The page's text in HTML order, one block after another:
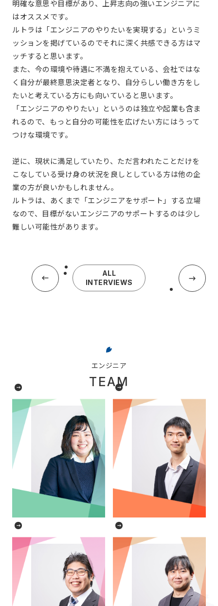
明確な意思や目標があり、上昇志向の強いエンジニアに
はオススメです。
ルトラは「エンジニアのやりたいを実現する」というミ
ッションを掲げているのでそれに深く共感できる方はマ
ッチすると思います。
また、今の環境や待遇に不満を抱えている、会社ではな
く自分が最終意思決定者となり、自分らしい働き方をし
たいと考えている方にも向いていると思います。
「エンジニアのやりたい」というのは独立や起業も含ま
れるので、もっと自分の可能性を広げたい方にはうって
つけな環境です。
逆に、現状に満足していたり、ただ言われたことだけを
こなしている受け身の状況を良しとしている方は他の企
業の方が良いかもしれません。
ルトラは、あくまで「エンジニアをサポート」する立場
なので、目標がないエンジニアのサポートするのは少し
難しい可能性があります。
ALL
INTERVIEWS
エンジニア
TEAMエンジニア歴5年目